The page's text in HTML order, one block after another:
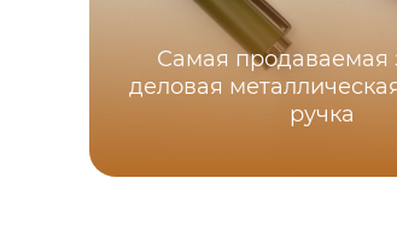
Самая продаваемая
деловая
ручка